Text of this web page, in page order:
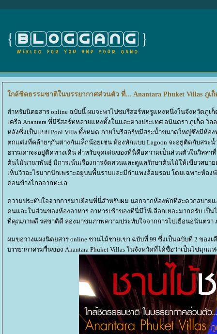
กล้ชิดธรรมชาติในบรรยากาศส่วนตัว ที่... Anantara Phuket Villas ภูเก็
สำหรับนิตยสาร online ฉบับนี้ ผมจะพาไปชมรีสอร์ทหรูแห่งหนึ่งในจังหวัดภู
เครือ Anantara ที่มีรีสอร์ทหลายแห่งทั้งในและต่างประเทศ อนันตรา ภูเก็ต วิ
หลังซึ่งเป็นแบบ Pool Villa ทั้งหมด ภายในรีสอร์ทมีสระน้ำขนาดใหญ่ซึ่งมีห้อ
ตกแต่งที่คล้ายๆกันต่างกันเล็กน้อยเช่น ห้องพักแบบ Lagoon จะอยู่ติดกับสระน้
ธรรมดาจะอยู่ติดทางเดิน สำหรับจุดเด่นของที่นี่คือความเป็นส่วนตัวในวิลล
ต้นไม้นานาพันธุ์ มีการเน้นเรื่องการจัดสวนและดูแลรักษาต้นไม้ให้เขียวสบ
เห็นวิวอะไรมากนักเพราะอยู่บนพื้นราบและมีกำแพงล้อมรอบ โดยเฉพาะห้อ
ค่อนข้างไกลจากทะเล
ความประทับใจจากการมาเยือนที่นี่สำหรับผม นอกจากห้องพักที่สะดวกสบาย
คนและในส่วนของห้องอาหาร อาหารเช้าของที่นี่มีให้เลือกเยอะมากครับ เ
ที่คุณภาพดี รสชาติดี ลองมาชมภาพความประทับใจจากการไปเยือนอนันตรา
ผมขอวางแผงนิตยสาร online ชานไม้ชายเขา ฉบับที่ 99 ซึ่งเป็นฉบับที่ 2 ขอ
บรรยากาศร่มรื่นของ Anantara Phuket Villas ในจังหวัดที่ได้ชื่อว่าเป็นไข่มุกแ